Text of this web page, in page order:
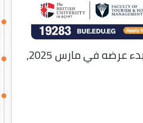
يحظى مسلسل "حلم أشرف" بمتابعة جماهيرية متزايدة منذ بدء عرضه في مارس 2025،